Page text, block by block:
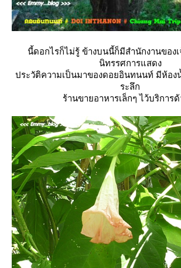
นี้ดอกไรก็ไม่รู้ ข้างบนนี้ก็มีสำนักงานของ
นิทรรศการแสดง
ประวัติความเป็นมาของดอยอินทนนท์ มีห้อง
ระลึก
ร้านขายอาหารเล็กๆ ไว้บริการ